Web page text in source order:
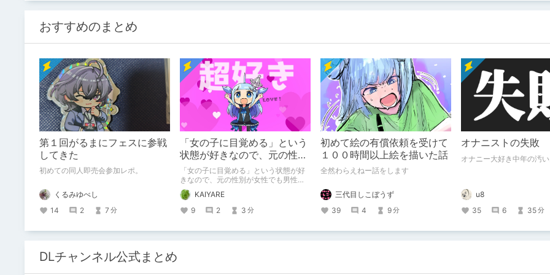
おすすめのまとめ
第１回がるまにフェスに参戦
してきた
初めての同人即売会参加レポ。
くるみゆべし
14
2 7 分
「女の子に目覚める」という
状態が好きなので、元の性別
が女性でも男性でも問題ない
話
「女の子に目覚める」という状態が好
きなので、元の性別が女性でも男性で
も問題ない話
KAIYARE
9
2 3 分
初めて絵の有償依頼を受けて
１００時間以上絵を描いた話
全然わらえねー話をします
三代目しこぼうず
39
4 9分
オナニストの失敗
オナニー大好き中年の汚
u8
35
6 35分
DLチャンネル公式まとめ